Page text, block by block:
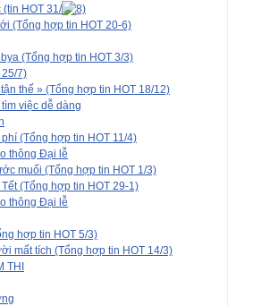
HOT 31/
(Tổng hợp tin HOT 20-6)
(Tổng hợp tin HOT 3/3)
25/7)
thế » (Tổng hợp tin HOT 18/12)
việc dễ dàng
(Tổng hợp tin HOT 11/4)
thông Đại lễ
muối (Tổng hợp tin HOT 1/3)
(Tổng hợp tin HOT 29-1)
thông Đại lễ
hợp tin HOT 5/3)
mất tích (Tổng hợp tin HOT 14/3)
THI